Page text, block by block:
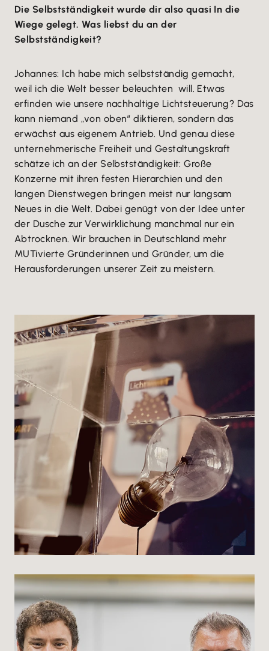
Die Selbstständigkeit wurde dir also quasi In die
Wiege gelegt. Was liebst du an der
Selbstständigkeit?
Johannes: Ich habe mich selbstständig gemacht,
weil ich die Welt besser beleuchten will. Etwas
erfinden wie unsere nachhaltige Lichtsteuerung? Das
kann niemand „von oben“ diktieren, sondern das
erwächst aus eigenem Antrieb. Und genau diese
unternehmerische Freiheit und Gestaltungskraft
schätze ich an der Selbstständigkeit: Große
Konzerne mit ihren festen Hierarchien und den
langen Dienstwegen bringen meist nur langsam
Neues in die Welt. Dabei genügt von der Idee unter
der Dusche zur Verwirklichung manchmal nur ein
Abtrocknen. Wir brauchen in Deutschland mehr
MUTivierte Gründerinnen und Gründer, um die
Herausforderungen unserer Zeit zu meistern.